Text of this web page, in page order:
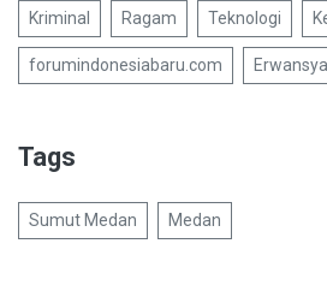
Kriminal Ragam Teknologi
forumindonesiabaru.com
Tags
Sumut Medan Medan